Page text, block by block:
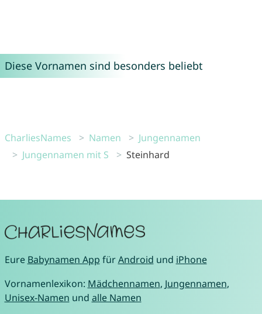
Diese Vornamen sind besonders beliebt
CharliesNames Namen
Jungennamen
Jungennamen mit S
Steinhard
Eure Babynamen App fürAndroid und iPhone
Vornamenlexikon: Mädchennamen, Jungennamen,
Unisex-Namen und alle Namen